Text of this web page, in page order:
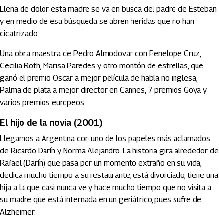
Llena de dolor esta madre se va en busca del padre de Esteban
y en medio de esa búsqueda se abren heridas que no han
cicatrizado.
Una obra maestra de Pedro Almodovar con Penelope Cruz,
Cecilia Roth, Marisa Paredes y otro montón de estrellas, que
ganó el premio Oscar a mejor película de habla no inglesa,
Palma de plata a mejor director en Cannes, 7 premios Goya y
varios premios europeos.
El hijo de la novia (2001)
Llegamos a Argentina con uno de los papeles más aclamados
de Ricardo Darín y Norma Alejandro. La historia gira alrededor de
Rafael (Darín) que pasa por un momento extraño en su vida,
dedica mucho tiempo a su restaurante, está divorciado, tiene una
hija a la que casi nunca ve y hace mucho tiempo que no visita a
su madre que está internada en un geriátrico, pues sufre de
Alzheimer.